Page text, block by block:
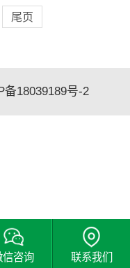
尾页
备18039189号-2
信咨询 联系我们